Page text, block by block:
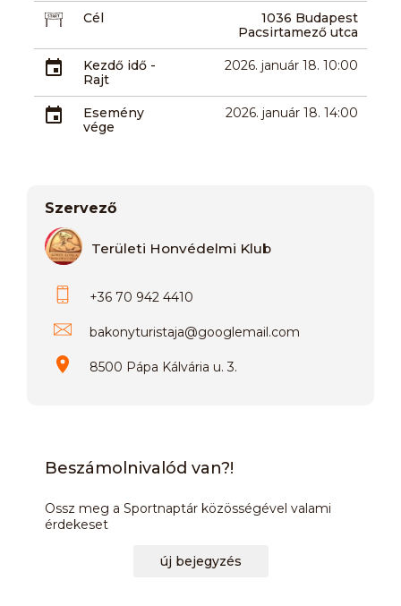
Cél
1036 Budapest
Pacsirtamező utca
Kezdő idő -
Rajt
2026. január 18. 10:00
Esemény
vége
2026. január 18. 14:00
Szervező
Területi Honvédelmi Klub
+36 70 942 4410
bakonyturistaja@googlemail.com
8500 Pápa Kálvária u. 3.
Beszámolnivalód van?!
Ossz meg a Sportnaptár közösségével valami
érdekeset
új bejegyzés